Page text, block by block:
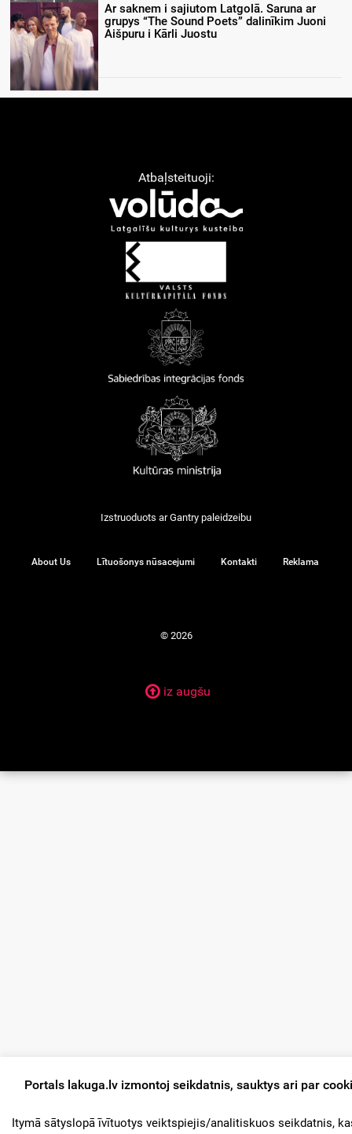
Ar saknem i sajiutom Latgolā. Saruna ar
grupys “The Sound Poets” dalinīkim Juoni
Aišpuru i Kārli Juostu
Atbaļsteituoji:
Izstruoduots arGantry paleidzeibu
About Us Lītuošonys nūsacejumi Kontakti Reklama
© 2026
iz augšu
Portals lakuga.lv izmontoj seikdatnis, sauktys ari par
Itymā sātyslopā īvītuotys veiktspiejis/analitiskuos seikdatnis,